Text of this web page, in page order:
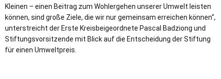
Kleinen – einen Beitrag zum Wohlergehen unserer Umwelt leisten
können, sind große Ziele, die wir nur gemeinsam erreichen können“,
unterstreicht der Erste Kreisbeigeordnete Pascal Badziong und
Stiftungsvorsitzende mit Blick auf die Entscheidung der Stiftung
für einen Umweltpreis.